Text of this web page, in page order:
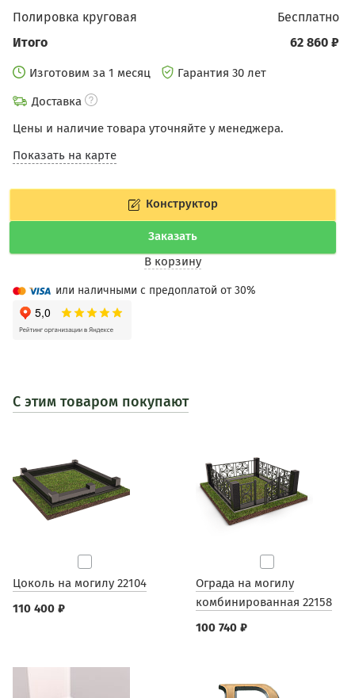
бесплатно
Полировка круговая
62 860 ₽
Итого
Изготовим за 1 месяц
Гарантия 30 лет
Доставка
Цены и наличие товара уточняйте у менеджера.
Показать на карте
Конструктор
Заказать
В корзину
или наличными с предоплатой от 30%
С этим товаром покупают
Цоколь на могилу 22104
110 400 ₽
Ограда на могилу
комбинированная 22158
100 740 ₽